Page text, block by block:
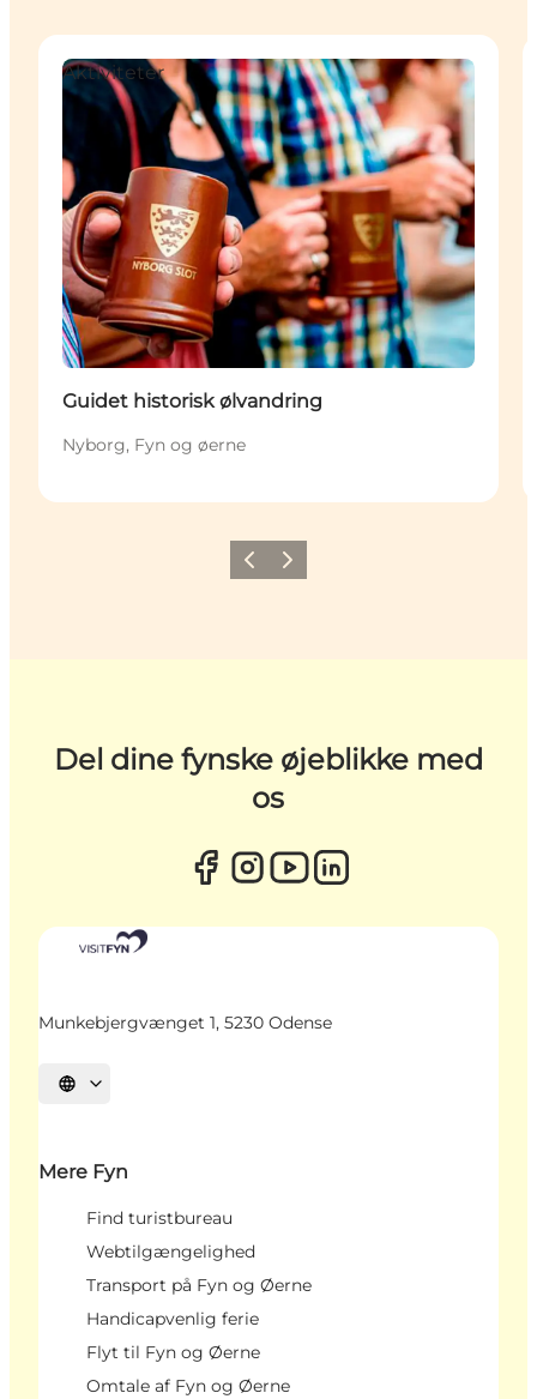
Aktiviteter
Guidet historisk ølvandring
Nyborg, Fyn og øerne
ForrigeNæste
Del dine fynske øjeblikke med
os
Munkebjergvænget 1, 5230 Odense
Vælg sprog
Mere Fyn
Find turistbureau
Webtilgængelighed
Transport på Fyn og Øerne
Handicapvenlig ferie
Flyt til Fyn og Øerne
Omtale af Fyn og Øerne